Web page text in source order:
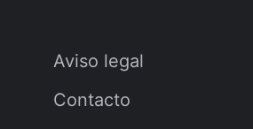
Aviso legal
Contacto